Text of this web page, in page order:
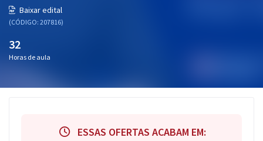
Atendimento
Baixar edital
(CÓDIGO: 207816)
32
Horas de aula
ESSAS OFERTAS ACABAM EM: